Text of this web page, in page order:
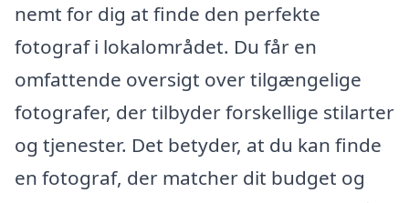
nemt for dig at finde den perfekte
fotograf i lokalområdet. Du får en
omfattende oversigt over tilgængelige
fotografer, der tilbyder forskellige stilarter
og tjenester. Det betyder, at du kan finde
en fotograf, der matcher dit budget og